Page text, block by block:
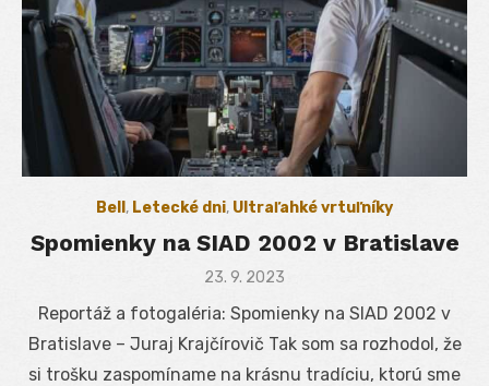
Bell , Letecké dni, Ultraľahké vrtuľníky
Spomienky na SIAD 2002 v Bratislave
Posted
23. 9. 2023
Reportáž a fotogaléria: Spomienky na SIAD 2002 v
Bratislave – Juraj Krajčírovič Tak som sa rozhodol, že
si trošku zaspomíname na krásnu tradíciu, ktorú sme